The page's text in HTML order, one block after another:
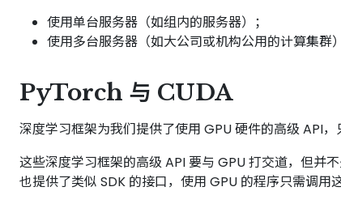
使用单台服务器（如组内的服务器）；
使用多台服务器（如大公司或机构公用的计算集群
PyTorch 与 CUDA
深度学习框架为我们提供了使用 GPU 硬件的高级 API
这些深度学习框架的高级 API 要与 GPU 打交道，但并
也提供了类似 SDK 的接口，使用 GPU 的程序只需调